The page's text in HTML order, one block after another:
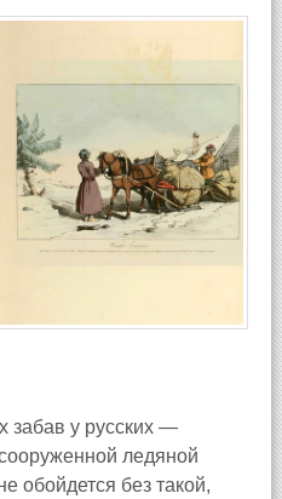
забав у русских —
ледяной
обойдется без такой,